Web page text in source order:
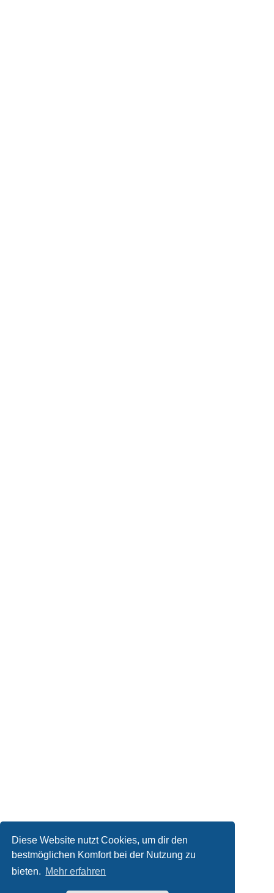
Diese Website nutzt Cookies, um dir den
bestmöglichen Komfort bei der Nutzung zu
bieten. Mehr erfahren